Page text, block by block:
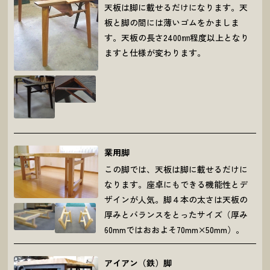
天板は脚に載せるだけになります。天
板と脚の間には薄いゴムをかましま
す。天板の長さ2400㎜程度以上となり
ますと仕様が変わります。
業用脚
この脚では、天板は脚に載せるだけに
なります。座卓にもできる機能性とデ
ザインが人気。脚４本の太さは天板の
厚みとバランスをとったサイズ（厚み
60mmではおおよそ70mm×50mm）。
アイアン（鉄）脚